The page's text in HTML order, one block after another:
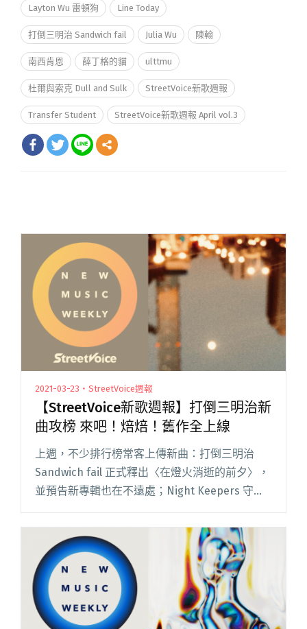
Layton Wu 雷頓狗 Line Today
打倒三明治 Sandwich fail Julia Wu 陳翰
南西肯恩 薛丁格的貓 ulttmu
杜爾與索克 Dull and Sulk StreetVoice新歌週報
Transfer Student StreetVoice新歌週報 April vol.3
2021-03-23・StreetVoice週報
【StreetVoice新歌週報】打倒三明治新
曲攻榜 來吧！焙焙！舊作全上線
上週，不少排行榜常客上傳新曲：打倒三明治
Sandwich fail 正式釋出〈在燈火消逝的前夕〉，
並預告新專輯也在不遠處；Night Keepers 守夜
人再發療癒曲〈還是睡不著〉，邀大家留言分享
睡不著的原因；擁有催淚技能的理想混蛋主唱雞
閱讀全文 "【StreetVoice新歌週報】打倒三明治
新曲攻榜 來吧！焙焙！舊作全上線"